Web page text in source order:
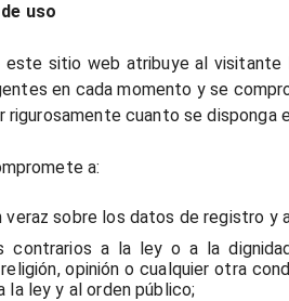
uso
sitio web atribuye al visitante
en cada momento y se
rigurosamente cuanto se disponga
a:
veraz sobre los datos de registro y
contrarios a la ley o a la
opinión o cualquier otra
la ley y al orden público;